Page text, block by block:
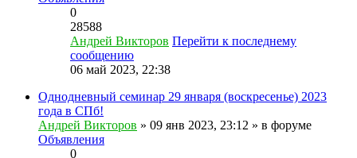
0
28588
Андрей Викторов Перейти к последнему
сообщению
06 май 2023, 22:38
Однодневный семинар 29 января (воскресенье) 2023
года в СПб!
Андрей Викторов » 09 янв 2023, 23:12 » в форуме
Объявления
0